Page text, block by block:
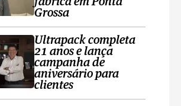
Grossa
Ultrapack completa
21 anos e lança
campanha de
aniversário para
clientes